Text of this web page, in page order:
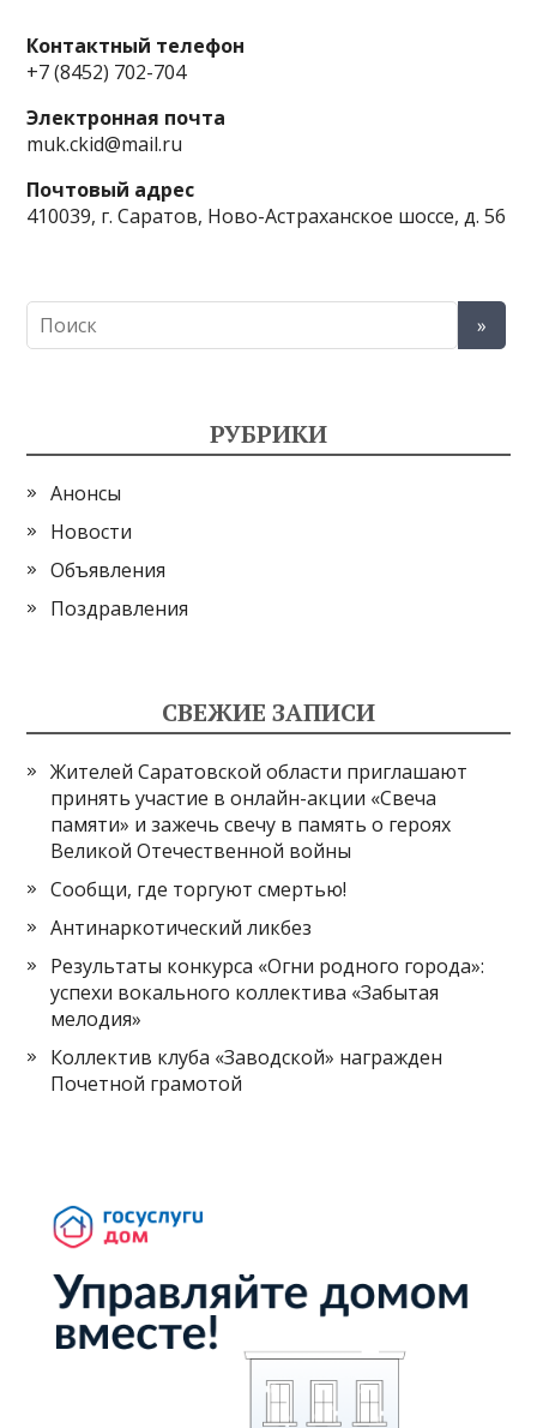
Контактный телефон
+7 (8452) 702-704
Электронная почта
muk.ckid@mail.ru
Почтовый адрес
410039, г. Саратов, Ново-Астраханское шоссе, д. 56
РУБРИКИ
Анонсы
Новости
Объявления
Поздравления
СВЕЖИЕ ЗАПИСИ
Жителей Саратовской области приглашают
принять участие в онлайн-акции «Свеча
памяти» и зажечь свечу в память о героях
Великой Отечественной войны
Сообщи, где торгуют смертью!
Антинаркотический ликбез
Результаты конкурса «Огни родного города»:
успехи вокального коллектива «Забытая
мелодия»
Коллектив клуба «Заводской» награжден
Почетной грамотой